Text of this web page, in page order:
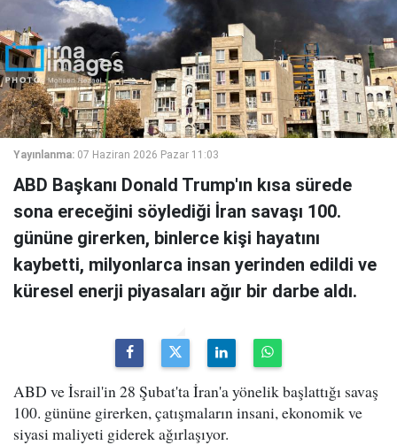
Yayınlanma: 07 Haziran 2026 Pazar 11:03
ABD Başkanı Donald Trump'ın kısa sürede
sona ereceğini söylediği İran savaşı 100.
gününe girerken, binlerce kişi hayatını
kaybetti, milyonlarca insan yerinden edildi ve
küresel enerji piyasaları ağır bir darbe aldı.
ABD ve İsrail'in 28 Şubat'ta İran'a yönelik başlattığı savaş
100. gününe girerken, çatışmaların insani, ekonomik ve
siyasi maliyeti giderek ağırlaşıyor.